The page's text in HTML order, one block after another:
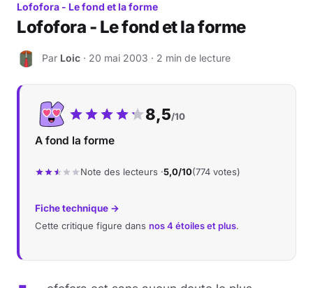
Lofofora - Le fond et la forme
Lofofora - Le fond et la forme
L Par Loic · 20 mai 2003 · 2 min de lecture
Notre note :
8,5/10
A fond la forme
Note des lecteurs ·5,0/10(774 votes)
Fiche technique →
Cette critique figure dans nos 4 étoiles et plus.